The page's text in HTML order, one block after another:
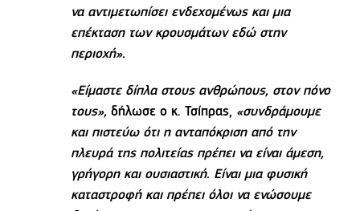
να αντιμετωπίσει ενδεχομένως και μια
επέκταση των κρουσμάτων εδώ στην
περιοχή».
«Είμαστε δίπλα στους ανθρώπους, στον πόνο
τους», δήλωσε ο κ. Τσίπρας, «συνδράμουμε
και πιστεύω ότι η ανταπόκριση από την
πλευρά της πολιτείας πρέπει να είναι άμεση,
γρήγορη και ουσιαστική. Είναι μια φυσική
καταστροφή και πρέπει όλοι να ενώσουμε